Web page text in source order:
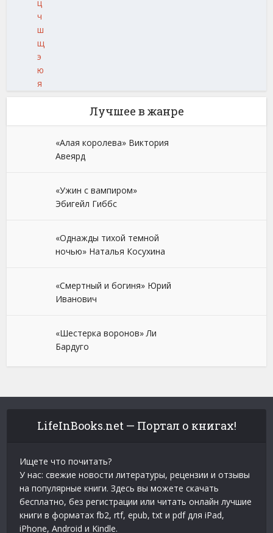
ц
ч
ш
щ
э
ю
я
Лучшее в жанре
«Алая королева» Виктория
Авеярд
«Ужин с вампиром»
Эбигейл Гиббс
«Однажды тихой темной
ночью» Наталья Косухина
«Смертный и богиня» Юрий
Иванович
«Шестерка воронов» Ли
Бардуго
LifeInBooks.net — Портал о книгах!
Ищете что почитать?
У нас: свежие новости литературы, рецензии и отзывы
на популярные книги. Здесь вы можете скачать
бесплатно, без регистрации или читать онлайн лучшие
книги в форматах fb2, rtf, epub, txt и pdf для iPad,
iPhone, Android и Kindle.